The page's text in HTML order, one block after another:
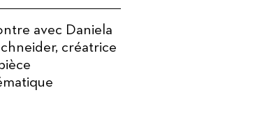
avec Daniela
créatrice